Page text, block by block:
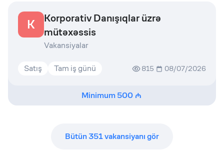
K
Korporativ Danışıqlar üzrə
mütəxəssis
Vakansiyalar
Satış Tam iş günü 815 08/07/2026
Minimum500
Bütün351vakansiyanı gör